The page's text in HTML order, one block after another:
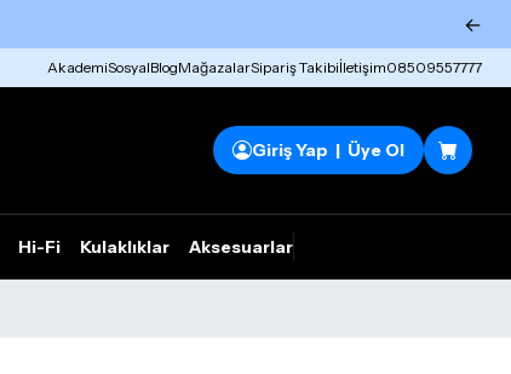
←
AkademiSosyalBlogMağazalarSipariş Takibiİletişim08509557777
Giriş Yap | Üye Ol
Hi-Fi Kulaklıklar Aksesuarlar